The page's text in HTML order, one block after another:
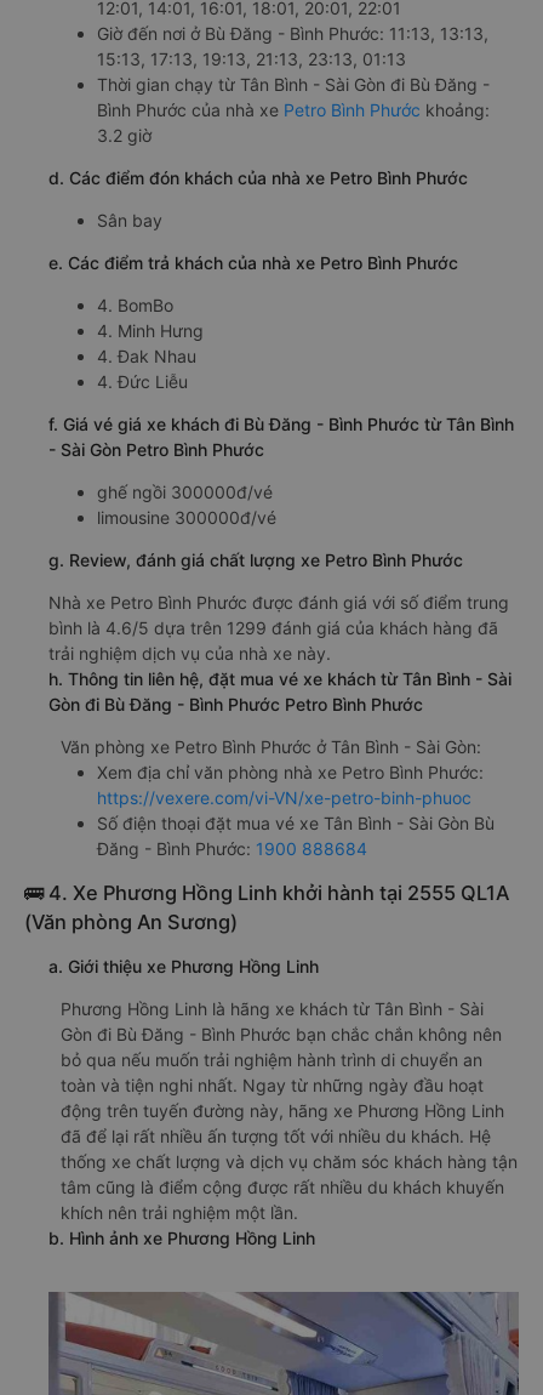
12:01, 14:01, 16:01, 18:01, 20:01, 22:01
Giờ đến nơi ở Bù Đăng - Bình Phước: 11:13, 13:13,
15:13, 17:13, 19:13, 21:13, 23:13, 01:13
Thời gian chạy từ Tân Bình - Sài Gòn đi Bù Đăng -
Bình Phước của nhà xe Petro Bình Phước khoảng:
3.2 giờ
d. Các điểm đón khách của nhà xe Petro Bình Phước
Sân bay
e. Các điểm trả khách của nhà xe Petro Bình Phước
4. BomBo
4. Minh Hưng
4. Đak Nhau
4. Đức Liễu
f. Giá vé giá xe khách đi Bù Đăng - Bình Phước từ Tân Bình
- Sài Gòn Petro Bình Phước
ghế ngồi 300000đ/vé
limousine 300000đ/vé
g. Review, đánh giá chất lượng xe Petro Bình Phước
Nhà xe Petro Bình Phước được đánh giá với số điểm trung
bình là 4.6/5 dựa trên 1299 đánh giá của khách hàng đã
trải nghiệm dịch vụ của nhà xe này.
h. Thông tin liên hệ, đặt mua vé xe khách từ Tân Bình - Sài
Gòn đi Bù Đăng - Bình Phước Petro Bình Phước
Văn phòng xe Petro Bình Phước ở Tân Bình - Sài Gòn:
Xem địa chỉ văn phòng nhà xe Petro Bình Phước:
https://vexere.com/vi-VN/xe-petro-binh-phuoc
Số điện thoại đặt mua vé xe Tân Bình - Sài Gòn Bù
Đăng - Bình Phước: 1900 888684
🚌 4. Xe Phương Hồng Linh khởi hành tại 2555 QL1A
(Văn phòng An Sương)
a. Giới thiệu xe Phương Hồng Linh
Phương Hồng Linh là hãng xe khách từ Tân Bình - Sài
Gòn đi Bù Đăng - Bình Phước bạn chắc chắn không nên
bỏ qua nếu muốn trải nghiệm hành trình di chuyển an
toàn và tiện nghi nhất. Ngay từ những ngày đầu hoạt
động trên tuyến đường này, hãng xe Phương Hồng Linh
đã để lại rất nhiều ấn tượng tốt với nhiều du khách. Hệ
thống xe chất lượng và dịch vụ chăm sóc khách hàng tận
tâm cũng là điểm cộng được rất nhiều du khách khuyến
khích nên trải nghiệm một lần.
b. Hình ảnh xe Phương Hồng Linh